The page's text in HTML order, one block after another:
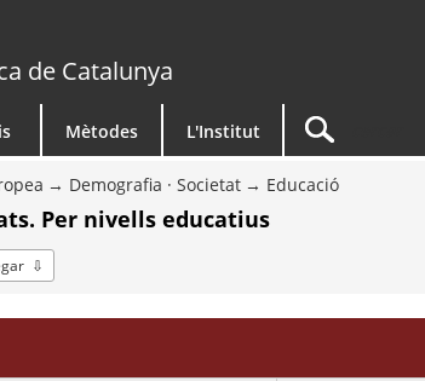
de Catalunya
Mètodes L'Institut
Demografia · Societat Educació
Per nivells educatius